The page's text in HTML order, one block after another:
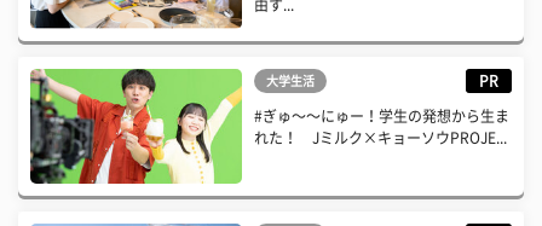
由す...
大学生活 PR
#ぎゅ〜〜にゅー！学生の発想から生ま
れた！ Jミルク×キョーソウPROJE...